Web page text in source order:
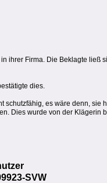
ihrer Firma. Die Beklagte ließ
dies.
schutzfähig, es wäre denn, sie
Dies wurde von der Klägerin
SVW